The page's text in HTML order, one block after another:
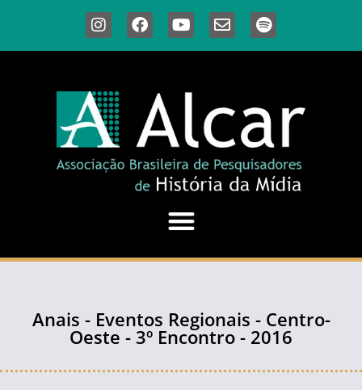
Anais - Eventos Regionais - Centro-
Oeste - 3º Encontro - 2016